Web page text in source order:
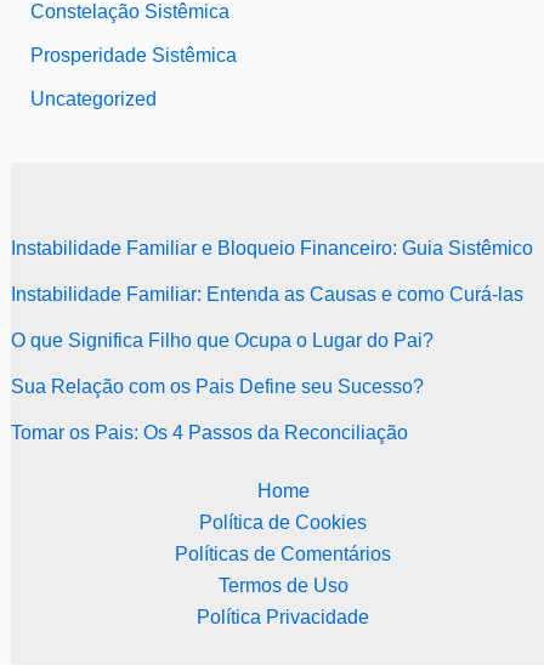
Constelação Sistêmica
Prosperidade Sistêmica
Uncategorized
Instabilidade Familiar e Bloqueio Financeiro: Guia Sistêmico
Instabilidade Familiar: Entenda as Causas e como Curá-las
O que Significa Filho que Ocupa o Lugar do Pai?
Sua Relação com os Pais Define seu Sucesso?
Tomar os Pais: Os 4 Passos da Reconciliação
Home
Política de Cookies
Políticas de Comentários
Termos de Uso
Política Privacidade